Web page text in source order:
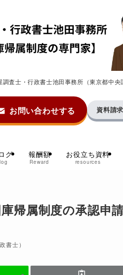
査士・行政書士池田事務所（東京都中
グ 報酬額
Reward
お役立ち資料
resources
お問い合わせする 資料請
帰属制度の承認申
書士）